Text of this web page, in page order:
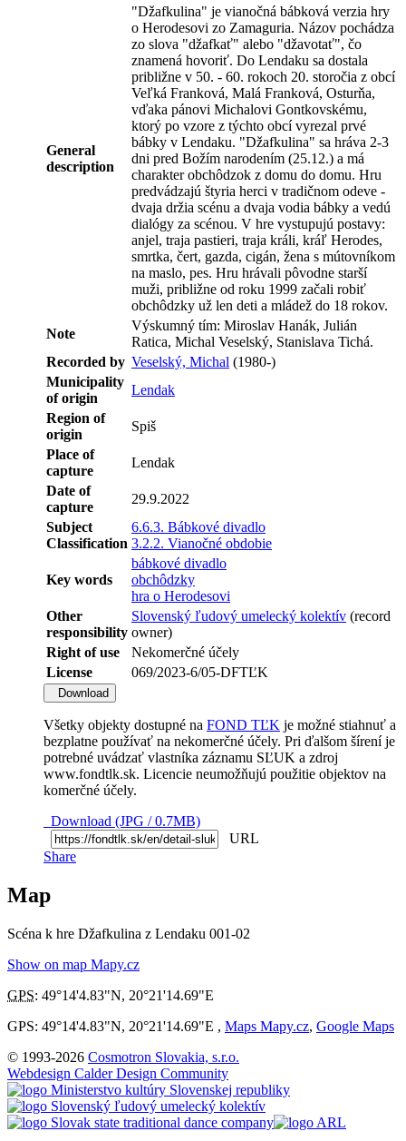
General
description
"Džafkulina" je vianočná bábková verzia hry
o Herodesovi zo Zamaguria. Názov pochádza
zo slova "džafkať" alebo "džavotať", čo
znamená hovoriť. Do Lendaku sa dostala
približne v 50. - 60. rokoch 20. storočia z obcí
Veľká Franková, Malá Franková, Osturňa,
vďaka pánovi Michalovi Gontkovskému,
ktorý po vzore z týchto obcí vyrezal prvé
bábky v Lendaku. "Džafkulina" sa hráva 2-3
dni pred Božím narodením (25.12.) a má
charakter obchôdzok z domu do domu. Hru
predvádzajú štyria herci v tradičnom odeve -
dvaja držia scénu a dvaja vodia bábky a vedú
dialógy za scénou. V hre vystupujú postavy:
anjel, traja pastieri, traja králi, kráľ Herodes,
smrtka, čert, gazda, cigán, žena s mútovníkom
na maslo, pes. Hru hrávali pôvodne starší
muži, približne od roku 1999 začali robiť
obchôdzky už len deti a mládež do 18 rokov.
Note
Výskumný tím: Miroslav Hanák, Julián
Ratica, Michal Veselský, Stanislava Tichá.
Recorded by Veselský, Michal (1980-)
Municipality
of origin
Lendak
Region of
origin
Spiš
Place of
capture
Lendak
Date of
capture
29.9.2022
Subject
Classification
6.6.3. Bábkové divadlo
3.2.2. Vianočné obdobie
Key words
bábkové divadlo
obchôdzky
hra o Herodesovi
Other
responsibility
Slovenský ľudový umelecký kolektív (record
owner)
Right of use
Nekomerčné účely
License
069/2023-6/05-DFTĽK
Download
Všetky objekty dostupné na FOND TĽK je možné stiahnuť a
bezplatne používať na nekomerčné účely. Pri ďalšom šírení je
potrebné uvádzať vlastníka záznamu SĽUK a zdroj
www.fondtlk.sk. Licencie neumožňujú použitie objektov na
komerčné účely.
Download (JPG / 0.7MB)
URL
Share
Map
Scéna k hre Džafkulina z Lendaku 001-02
Show on map Mapy.cz
GPS: 49°14'4.83"N, 20°21'14.69"E
GPS: 49°14'4.83"N, 20°21'14.69"E , Maps Mapy.cz, Google Maps
© 1993-2026 Cosmotron Slovakia, s.r.o.
Webdesign Calder Design Community